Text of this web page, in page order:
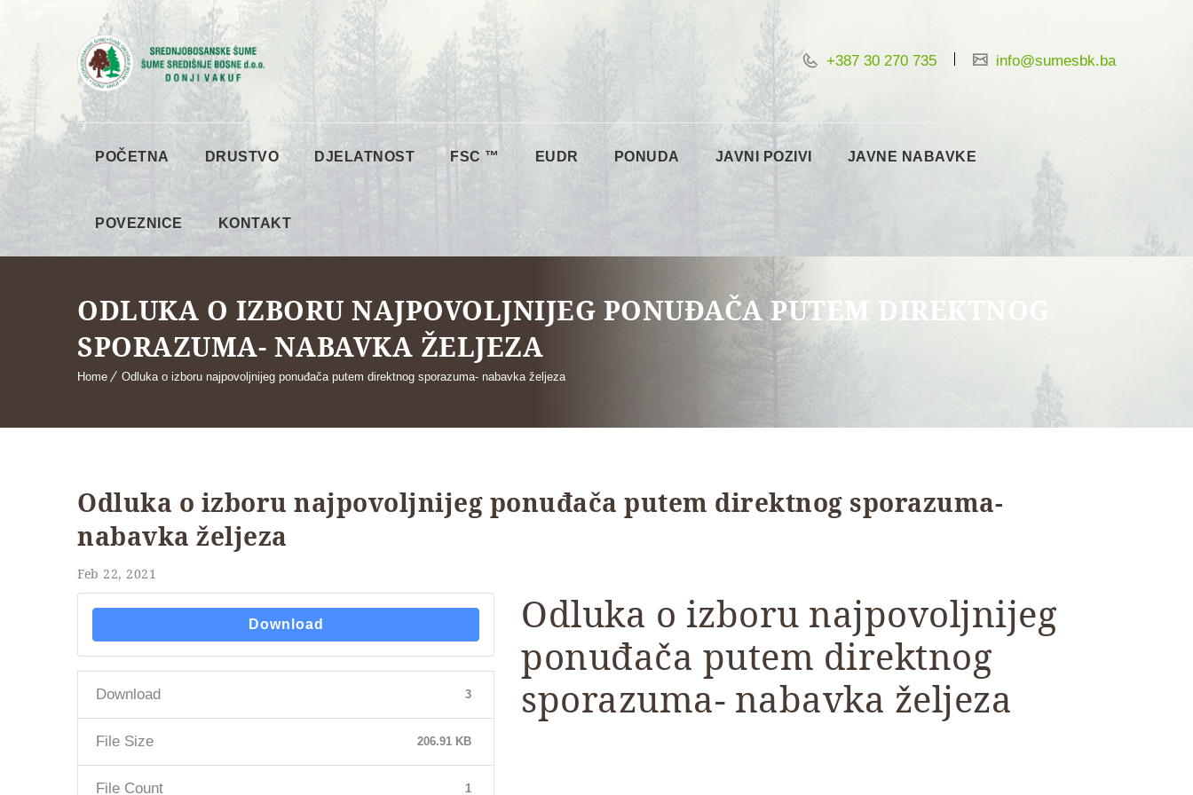
+387 30 270 735 info@sumesbk.ba
POČETNA DRUSTVO DJELATNOST FSC ™ EUDR PONUDA JAVNI POZIVI JAVNE NABAVKE
POVEZNICE KONTAKT
ODLUKA O IZBORU NAJPOVOLJNIJEG PONUĐAČA PUTEM DIREKTNOG
SPORAZUMA- NABAVKA ŽELJEZA
Home Odluka o izboru najpovoljnijeg ponuđača putem direktnog sporazuma- nabavka željeza
Odluka o izboru najpovoljnijeg ponuđača putem direktnog sporazuma-
nabavka željeza
Feb 22, 2021
Download
Download 3
File Size 206.91 KB
File Count 1
Odluka o izboru najpovoljnijeg
ponuđača putem direktnog
sporazuma- nabavka željeza